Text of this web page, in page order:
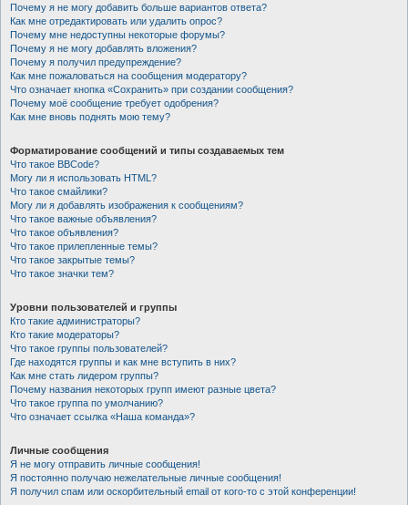
Почему я не могу добавить больше вариантов ответа?
Как мне отредактировать или удалить опрос?
Почему мне недоступны некоторые форумы?
Почему я не могу добавлять вложения?
Почему я получил предупреждение?
Как мне пожаловаться на сообщения модератору?
Что означает кнопка «Сохранить» при создании сообщения?
Почему моё сообщение требует одобрения?
Как мне вновь поднять мою тему?
Форматирование сообщений и типы создаваемых тем
Что такое BBCode?
Могу ли я использовать HTML?
Что такое смайлики?
Могу ли я добавлять изображения к сообщениям?
Что такое важные объявления?
Что такое объявления?
Что такое прилепленные темы?
Что такое закрытые темы?
Что такое значки тем?
Уровни пользователей и группы
Кто такие администраторы?
Кто такие модераторы?
Что такое группы пользователей?
Где находятся группы и как мне вступить в них?
Как мне стать лидером группы?
Почему названия некоторых групп имеют разные цвета?
Что такое группа по умолчанию?
Что означает ссылка «Наша команда»?
Личные сообщения
Я не могу отправить личные сообщения!
Я постоянно получаю нежелательные личные сообщения!
Я получил спам или оскорбительный email от кого-то с этой конференции!